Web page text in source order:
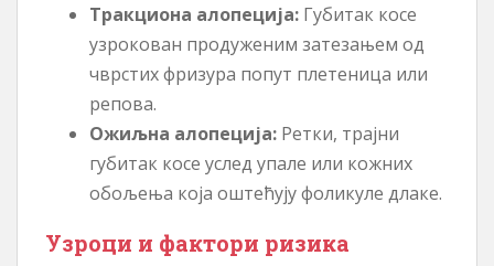
Тракциона алопеција: Губитак косе
узрокован продуженим затезањем од
чврстих фризура попут плетеница или
репова.
Ожиљна алопеција: Ретки, трајни
губитак косе услед упале или кожних
обољења која оштећују фоликуле длаке.
Узроци и фактори ризика